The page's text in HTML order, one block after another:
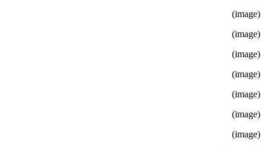
(image)
(image)
(image)
(image)
(image)
(image)
(image)